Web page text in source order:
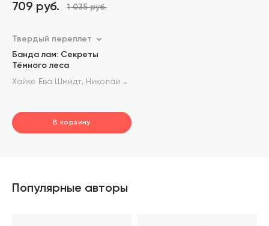
709 руб. 1 035 руб.
Твердый переплет
Банда лам: Секреты
Тёмного леса
Хайке Ева Шмидт, Николай Ренгер
В корзину
Популярные авторы